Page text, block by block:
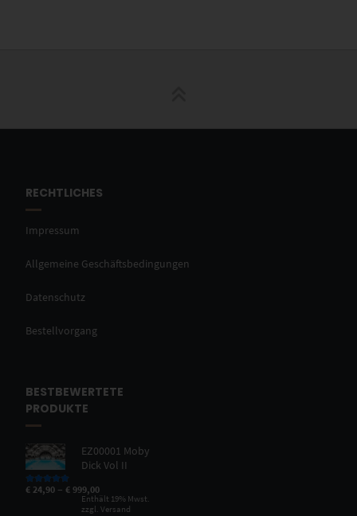
RECHTLICHES
Impressum
Allgemeine Geschäftsbedingungen
Datenschutz
Bestellvorgang
BESTBEWERTETE
PRODUKTE
EZ00001 Moby
Dick Vol II
Bewertet mit
von 5
€ 24,90 –€ 999,00
Enthält 19% Mwst.
zzgl.Versand